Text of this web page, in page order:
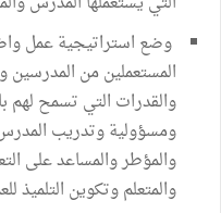
وضع استراتيجية عمل
المستعملين من المدرسين
والقدرات التي تسمح لهم
ومسؤولية وتدريب
والمؤطر والمساعد على
والمتعلم وتكوين التلميذ